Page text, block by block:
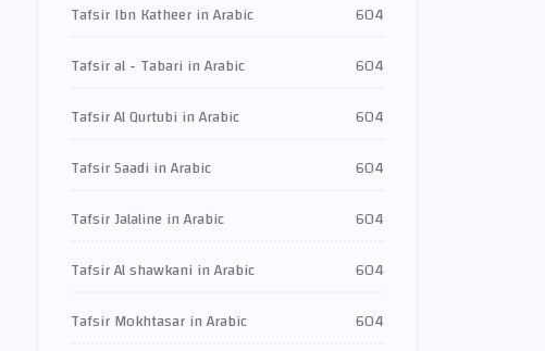
Tafsir Ibn Katheer in Arabic
604
Tafsir al - Tabari in Arabic
604
Tafsir Al Qurtubi in Arabic
604
Tafsir Saadi in Arabic
604
Tafsir Jalaline in Arabic
604
Tafsir Al shawkani in Arabic
604
Tafsir Mokhtasar in Arabic
604